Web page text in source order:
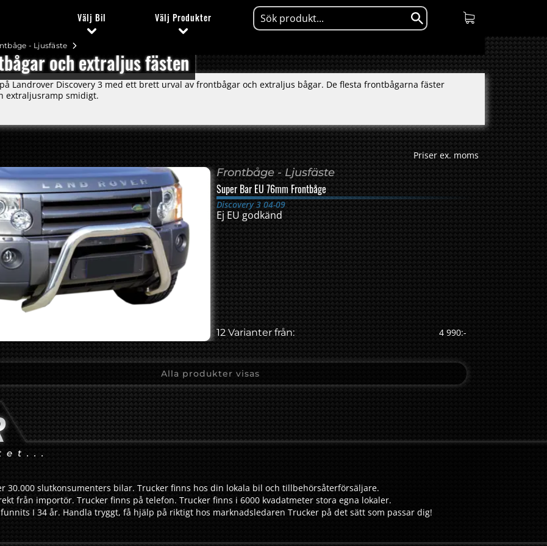
Välj Bil Välj Produkter
- Ljusfäste
och extraljus fästen
Landrover Discovery 3 med ett brett urval av frontbågar och extraljus bågar. De flesta frontbågarna fäster
extraljusramp smidigt.
Priser ex. moms
Frontbåge - Ljusfäste
Super Bar EU 76mm Frontbåge
Discovery 3 04-09
Ej EU godkänd
12 Varianter från: 4 990:-
Alla produkter visas
30.000 slutkonsumenters bilar. Trucker finns hos din lokala bil och tillbehörsåterförsäljare.
från importör. Trucker finns på telefon. Trucker finns i 6000 kvadatmeter stora egna lokaler.
I 34 år. Handla tryggt, få hjälp på riktigt hos marknadsledaren Trucker på det sätt som passar dig!